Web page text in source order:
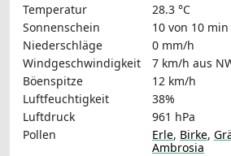
Temperatur
28.3 °C
Sonnenschein
10 von 10 min
Niederschläge
0 mm/h
Windgeschwindigkeit
7 km/h aus
Böenspitze
12 km/h
Luftfeuchtigkeit
38%
Luftdruck
961 hPa
Pollen
Erle, Birke,
Ambrosia